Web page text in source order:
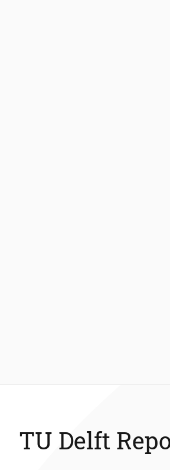
TU Delft